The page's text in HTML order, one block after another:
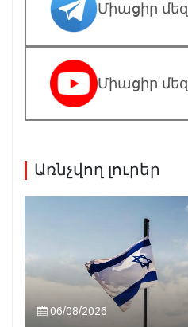
Միացիր մեզ
Միացիր մեզ
Առնչվող լուրեր
06/08/2026